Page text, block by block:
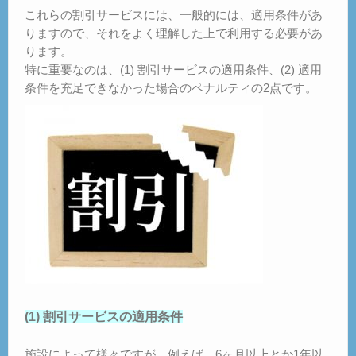
これらの割引サービスには、一般的には、適用条件があ
りますので、それをよく理解した上で利用する必要があ
ります。
特に重要なのは、(1) 割引サービスの適用条件、(2) 適用
条件を充足できなかった場合のペナルティの2点です。
(1) 割引サービスの適用条件